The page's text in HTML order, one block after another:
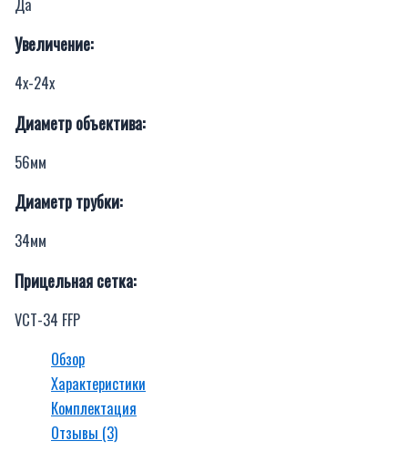
Увеличение:
4х-24х
Диаметр объектива:
56мм
Диаметр трубки:
34мм
Прицельная сетка:
VCT-34 FFP
Обзор
Характеристики
Комплектация
Отзывы (3)